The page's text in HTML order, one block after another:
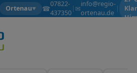
Ortenau▼ ☎07822-
437350
| ✉info@regio-
ortenau.de
|